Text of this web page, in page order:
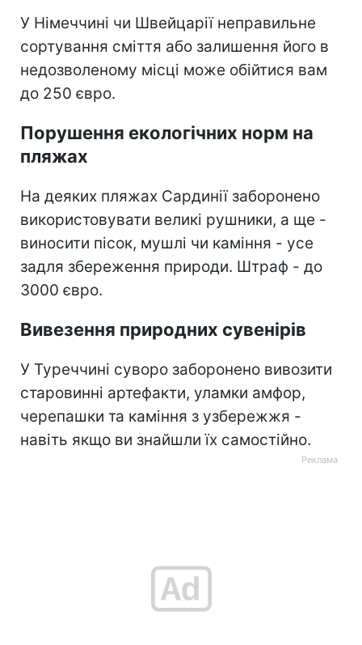
У Німеччині чи Швейцарії неправильне
сортування сміття або залишення його в
недозволеному місці може обійтися вам
до 250 євро.
Порушення екологічних норм на
пляжах
На деяких пляжах Сардинії заборонено
використовувати великі рушники, а ще -
виносити пісок, мушлі чи каміння - усе
задля збереження природи. Штраф - до
3000 євро.
Вивезення природних сувенірів
У Туреччині суворо заборонено вивозити
старовинні артефакти, уламки амфор,
черепашки та каміння з узбережжя -
навіть якщо ви знайшли їх самостійно.